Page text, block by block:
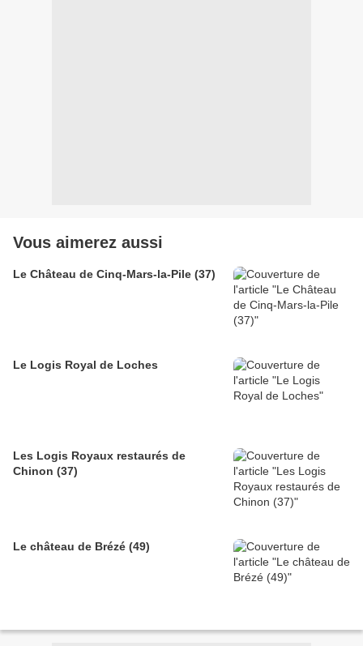
Vous aimerez aussi
Le Château de Cinq-Mars-la-Pile (37)
Le Logis Royal de Loches
Les Logis Royaux restaurés de
Chinon (37)
Le château de Brézé (49)